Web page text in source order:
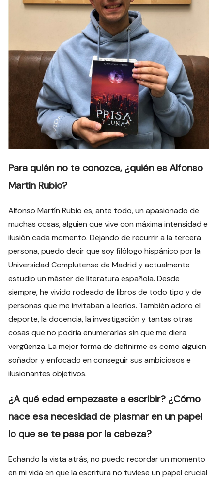
Para quién no te conozca, ¿quién es Alfonso
Martín Rubio?
Alfonso Martín Rubio es, ante todo, un apasionado de
muchas cosas, alguien que vive con máxima intensidad e
ilusión cada momento. Dejando de recurrir a la tercera
persona, puedo decir que soy filólogo hispánico por la
Universidad Complutense de Madrid y actualmente
estudio un máster de literatura española. Desde
siempre, he vivido rodeado de libros de todo tipo y de
personas que me invitaban a leerlos. También adoro el
deporte, la docencia, la investigación y tantas otras
cosas que no podría enumerarlas sin que me diera
vergüenza. La mejor forma de definirme es como alguien
soñador y enfocado en conseguir sus ambiciosos e
ilusionantes objetivos.
¿A qué edad empezaste a escribir? ¿Cómo
nace esa necesidad de plasmar en un papel
lo que se te pasa por la cabeza?
Echando la vista atrás, no puedo recordar un momento
en mi vida en que la escritura no tuviese un papel crucial